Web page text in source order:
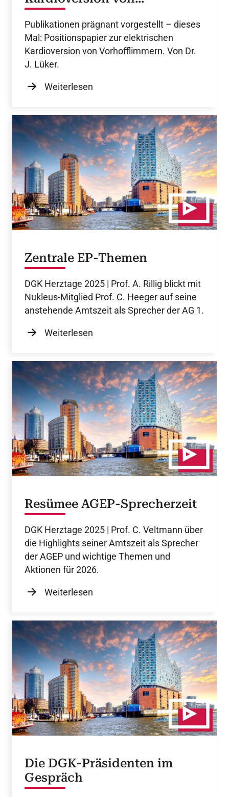
Vorhofflimmern
Publikationen prägnant vorgestellt – dieses
Mal: Positionspapier zur elektrischen
Kardioversion von Vorhofflimmern. Von Dr.
J. Lüker.
Weiterlesen
Zentrale EP-Themen
DGK Herztage 2025 | Prof. A. Rillig blickt mit
Nukleus-Mitglied Prof. C. Heeger auf seine
anstehende Amtszeit als Sprecher der AG 1.
Weiterlesen
Resümee AGEP-Sprecherzeit
DGK Herztage 2025 | Prof. C. Veltmann über
die Highlights seiner Amtszeit als Sprecher
der AGEP und wichtige Themen und
Aktionen für 2026.
Weiterlesen
Die DGK-Präsidenten im
Gespräch